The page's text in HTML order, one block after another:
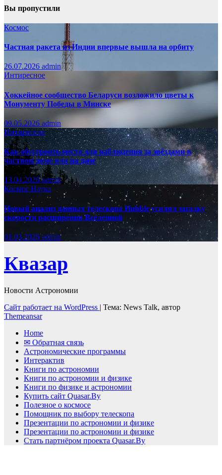
Вы пропустили
Космос
Частная ракета из Индии впервые вышла на орбиту
26.07.2026 admin
Интиресное
Хоккейное сообщество Беларуси возложило цветы к
Монументу Победы в Минске
09.05.2026 admin
Интиресное
Как обустроить место для наблюдения за звёздами в
частном доме или на даче
13.04.2026admin
Космос Наука
Новый анализ данных телескопа Hubble усилил загадку
скорости расширения Вселенной
01.03.2026admin
Квазар
Новости Астрономии
Сайт работает на WordPress | Тема: News Talk, автор
Themeansar
Home
✉ Обратная связь
Астрономические программы
Интерактив
Книги по астрономии
Книги по астрономии и физике
Книги по физике и астрономии
Купить сайт Quasar.By
Полезное о космосе
Помощник по выбору телескопа
Презентации по астрономии и физике
Презентации по астрономии и физике
Стать партнёром проекта Quasar.By